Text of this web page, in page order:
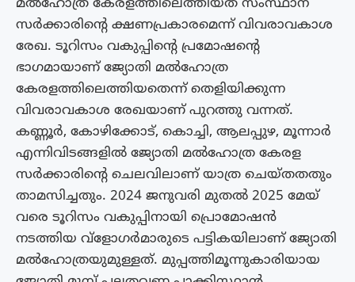
മൽഹോത്ര കേരളത്തിലെത്തിയത് സംസ്ഥാന
സർക്കാരിൻ്റെ ക്ഷണപ്രകാരമെന്ന് വിവരാവകാശ
രേഖ. ടൂറിസം വകുപ്പിൻ്റെ പ്രമോഷൻ്റെ
ഭാഗമായാണ് ജ്യോതി മൽഹോത്ര
കേരളത്തിലെത്തിയതെന്ന് തെളിയിക്കുന്ന
വിവരാവകാശ രേഖയാണ് പുറത്തു വന്നത്.
കണ്ണൂർ, കോഴിക്കോട്, കൊച്ചി, ആലപ്പുഴ, മൂന്നാർ
എന്നിവിടങ്ങളിൽ ജ്യോതി മൽഹോത്ര കേരള
സർക്കാരിന്റെ ചെലവിലാണ് യാത്ര ചെയ്‌തതതും
താമസിച്ചതും. 2024 ജനുവരി മുതൽ 2025 മേയ്
വരെ ടൂറിസം വകുപ്പിനായി പ്രൊമോഷൻ
നടത്തിയ വ്ളോഗർമാരുടെ പട്ടികയിലാണ് ജ്യോതി
മൽഹോത്രയുമുള്ളത്. മുപ്പത്തിമൂന്നുകാരിയായ